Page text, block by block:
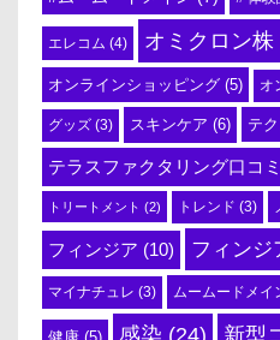
エレコム (4) オミクロン株
オンラインショッピング (5) オ
グッズ (3) スキンケア (6) テ
テラスファクタリング口コミ
トリートメント (2) トレンド (3)
フィンジア (10) フィンジ
マイナチュレ (3) ムームードメイ
感染 (24) 新型